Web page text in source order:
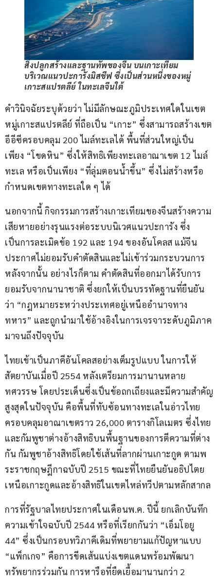
สิ่งปลูกสร้างและฐานทัพของจีน บนเกาะเทียม
บริเวณแนวปะการังมิสชีฟ ซึ่งเป็นส่วนหนึ่งของหมู่
เกาะสแปรตลีย์ ในทะเลจีนใต้
คำวินิจฉัยระบุด้วยว่า ไม่มีลักษณะภูมิประเทศใดในเขต
หมู่เกาะสแปรตลีย์ ที่ถือเป็น “เกาะ” ซึ่งสามารถสร้างเขต
อีอีซีครอบคลุม 200 ไมล์ทะเลได้ พื้นที่ส่วนใหญ่เป็น
เพียง “โขดหิน” ซึ่งให้สิทธิเพียงทะเลอาณาเขต 12 ไมล์
ทะเล หรือเป็นเพียง “ที่ลุ่มตอนน้ำขึ้น” ซึ่งไม่สร้างหรือ
กำหนดเขตทางทะเลใด ๆ ได้
นอกจากนี้ กิจกรรมการสร้างเกาะเทียมของจีนสร้างความ
เสียหายอย่างรุนแรงต่อระบบนิเวศแนวปะการัง ซึ่ง
เป็นการละเมิดข้อ 192 และ 194 ของอันโคลส แม้จีน
ประกาศไม่ยอมรับคำตัดสินและไม่เข้าร่วมกระบวนการ
หลังจากนั้น อย่างไรก็ตาม คำตัดสินที่ออกมาได้รับการ
ยอมรับจากนานาชาติ ซึ่งยกให้เป็นบรรทัดฐานที่ยืนยัน
ว่า “กฎหมายระหว่างประเทศอยู่เหนืออำนาจทาง
ทหาร” และถูกนำมาใช้อ้างอิงในการเจรจาระดับภูมิภาค
มาจนถึงปัจจุบัน
ไทยเข้าเป็นภาคีอันโคลสอย่างเต็มรูปแบบ ในการให้
สัตยาบันเมื่อปี 2554 หลังเตรียมการมานานหลาย
ทศวรรษ โดยประเด็นซึ่งเป็นข้อถกเถียงและมีความสำคัญ
สูงสุดในปัจจุบัน คือพื้นที่ทับซ้อนทางทะเลในอ่าวไทย
ครอบคลุมอาณาเขตราว 26,000 ตารางกิโลเมตร ซึ่งไทย
และกัมพูชาต่างอ้างสิทธิบนพื้นฐานของการตีความที่ต่าง
กัน กัมพูชาอ้างสิทธิโดยใช้เส้นที่ลากผ่านเกาะกูด ตามพ
ระราชกฤษฎีกาฉบับปี 2515 ขณะที่ไทยยืนยันอธิปไตย
เหนือเกาะกูดและอ้างสิทธิในเขตไหล่ทวีปตามหลักสากล
การที่รัฐบาลไทยประกาศในเดือนพ.ค. ปีนี้ ยกเลิกบันทึก
ความเข้าใจฉบับปี 2544 หรือที่เรียกกันว่า “เอ็มโอยู
44” ซึ่งเป็นกรอบทวิภาคีเดิมที่พยายามแก้ปัญหาแบบ
“แพ็กเกจ” คือการขีดเส้นแบ่งเขตแดนพร้อมพัฒนา
ทรัพยากรร่วมกัน การหารือที่ยืดเยื้อมานานกว่า 2